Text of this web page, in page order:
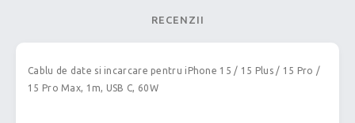
RECENZII
Cablu de date si incarcare pentru iPhone 15 / 15 Plus / 15 Pro /
15 Pro Max, 1m, USB C, 60W